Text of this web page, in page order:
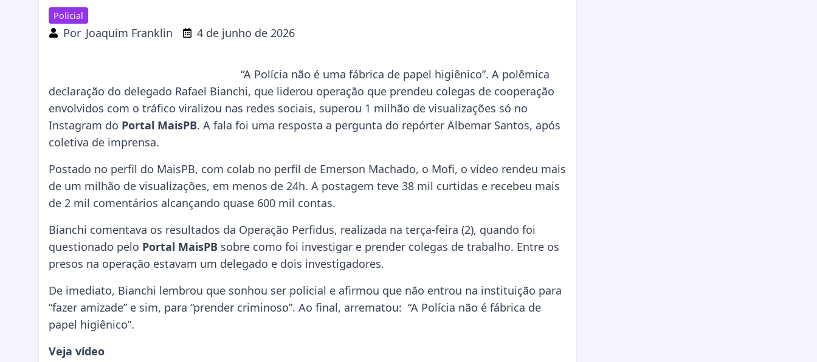
Policial
Por Joaquim Franklin 4 de junho de 2026
“A Polícia não é uma fábrica de papel higiênico”. A polêmica
declaração do delegado Rafael Bianchi, que liderou operação que prendeu colegas de cooperação
envolvidos com o tráfico viralizou nas redes sociais, superou 1 milhão de visualizações só no
Instagram do Portal MaisPB. A fala foi uma resposta a pergunta do repórter Albemar Santos, após
coletiva de imprensa.
Postado no perfil do MaisPB, com colab no perfil de Emerson Machado, o Mofi, o vídeo rendeu mais
de um milhão de visualizações, em menos de 24h. A postagem teve 38 mil curtidas e recebeu mais
de 2 mil comentários alcançando quase 600 mil contas.
Bianchi comentava os resultados da Operação Perfidus, realizada na terça-feira (2), quando foi
questionado pelo Portal MaisPB sobre como foi investigar e prender colegas de trabalho. Entre os
presos na operação estavam um delegado e dois investigadores.
De imediato, Bianchi lembrou que sonhou ser policial e afirmou que não entrou na instituição para
“fazer amizade” e sim, para “prender criminoso”. Ao final, arrematou: “A Polícia não é fábrica de
papel higiênico”.
Veja vídeo